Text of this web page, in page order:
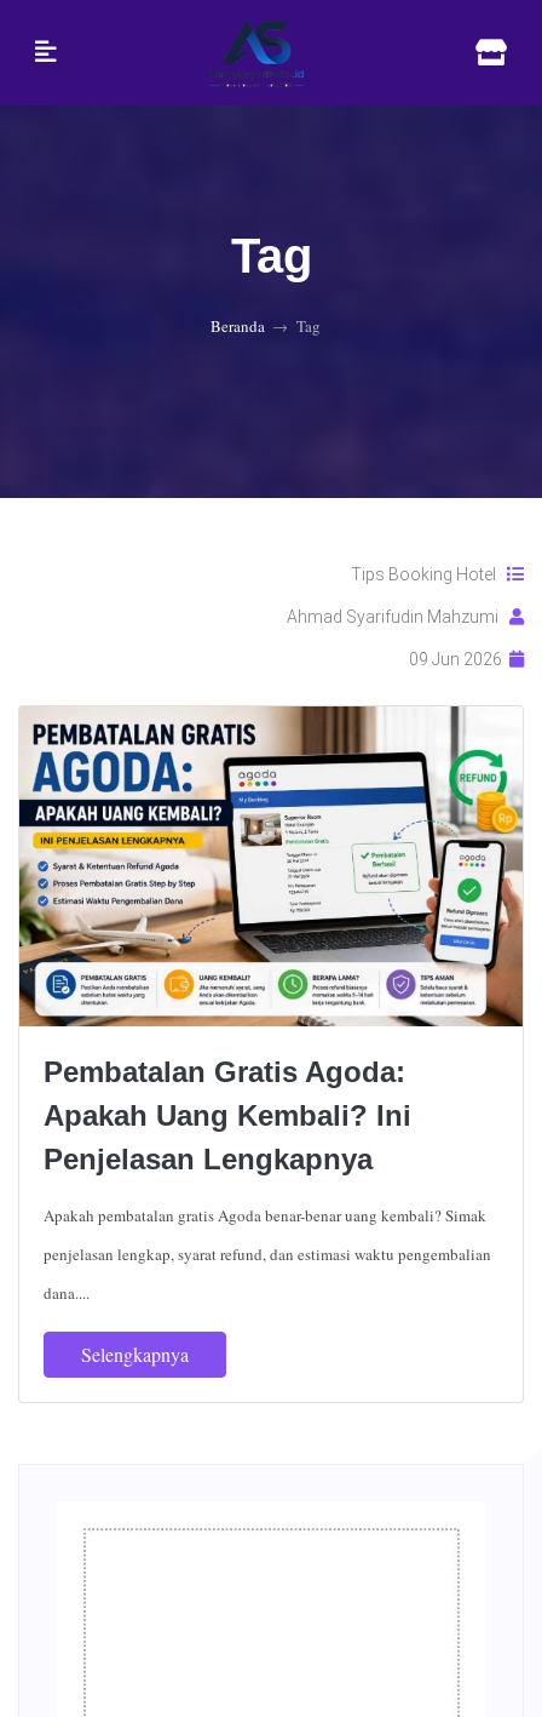
Tag
Beranda Tag
Tips Booking Hotel
Ahmad Syarifudin Mahzumi
09 Jun 2026
Pembatalan Gratis Agoda:
Apakah Uang Kembali? Ini
Penjelasan Lengkapnya
Apakah pembatalan gratis Agoda benar-benar uang kembali? Simak
penjelasan lengkap, syarat refund, dan estimasi waktu pengembalian
dana....
Selengkapnya